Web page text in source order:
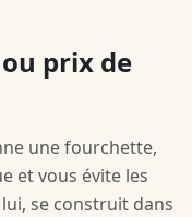
prix de
une fourchette,
et vous évite les
se construit dans